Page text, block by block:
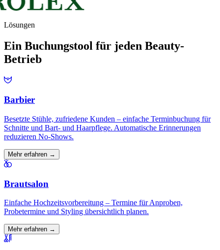
Lösungen
Ein Buchungstool für jeden Beauty-
Betrieb
Barbier
Besetzte Stühle, zufriedene Kunden – einfache Terminbuchung für
Schnitte und Bart- und Haarpflege. Automatische Erinnerungen
reduzieren No-Shows.
Mehr erfahren →
Brautsalon
Einfache Hochzeitsvorbereitung – Termine für Anproben,
Probetermine und Styling übersichtlich planen.
Mehr erfahren →